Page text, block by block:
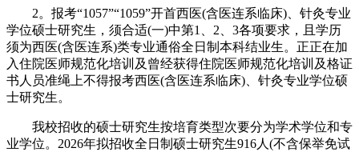
2。报考“1057”“1059”开首西医(含医连系临床)、针灸专业
学位硕士研究生，须合适(一)中第1、2、3各项要求，且学历
须为西医(含医连系)类专业通俗全日制本科结业生。正正在加
入住院医师规范化培训及曾经获得住院医师规范化培训及格证
书人员准绳上不得报考西医(含医连系临床)、针灸专业学位硕
士研究生。
我校招收的硕士研究生按培育类型次要分为学术学位和专
业学位。2026年拟招收全日制硕士研究生916人(不含保举免试